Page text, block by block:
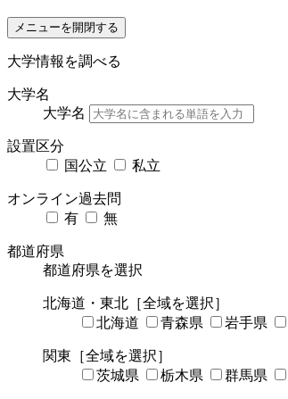
メニューを開閉する
大学情報を調べる
大学名
大学名
設置区分
国公立
私立
オンライン過去問
有
無
都道府県
都道府県を選択
北海道・東北 ［全域を選択］
北海道
青森県 岩手県
関東 ［全域を選択］
茨城県
栃木県 群馬県